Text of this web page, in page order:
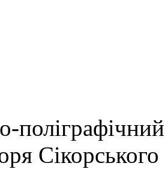
Сікорського